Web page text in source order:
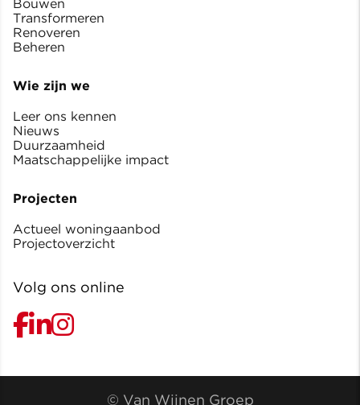
Bouwen
Transformeren
Renoveren
Beheren
Wie zijn we
Leer ons kennen
Nieuws
Duurzaamheid
Maatschappelijke impact
Projecten
Actueel woningaanbod
Projectoverzicht
Volg ons online
© Van Wijnen Groep